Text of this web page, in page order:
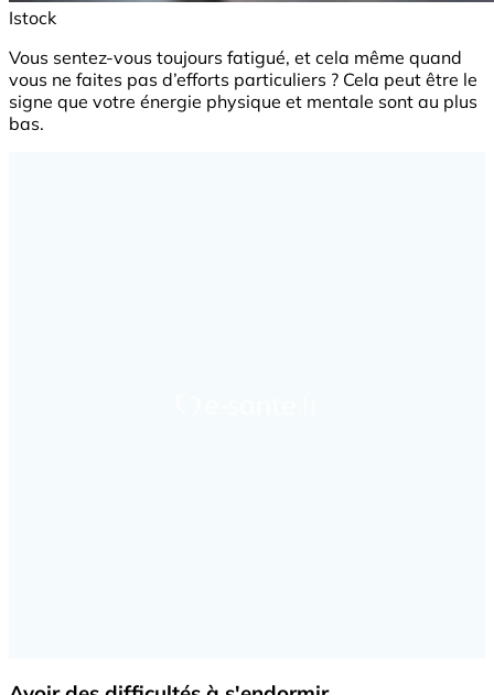
Istock
Vous sentez-vous toujours fatigué, et cela même quand
vous ne faites pas d’efforts particuliers ? Cela peut être le
signe que votre énergie physique et mentale sont au plus
bas.